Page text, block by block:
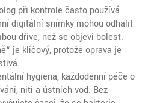
při kontrole často používá
digitální snímky mohou odhalit
dříve, než se objeví bolest.
je klíčový, protože oprava je
hygiena, každodenní péče o
nití a ústních vod. Bez